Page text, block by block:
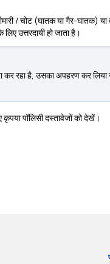
/ चोट (घातक या गैर-घातक)
उत्तरदायी हो जाता है।
कर रहा है, उसका अपहरण कर
पॉलिसी दस्तावेजों को देखें।